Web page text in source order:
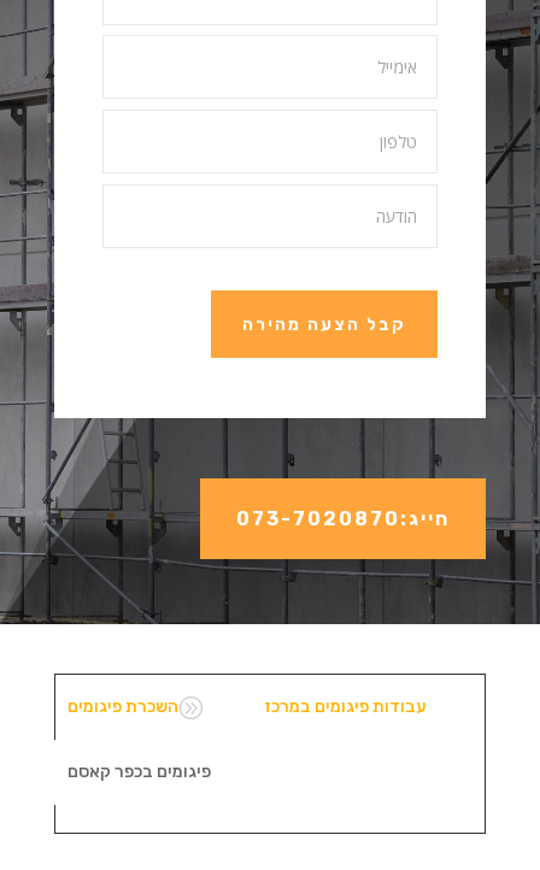
קבל הצעה מהירה
חייג:073-7020870
Aהשכרת פיגומים עבודות פיגומים במרכז
פיגומים בכפר קאסם